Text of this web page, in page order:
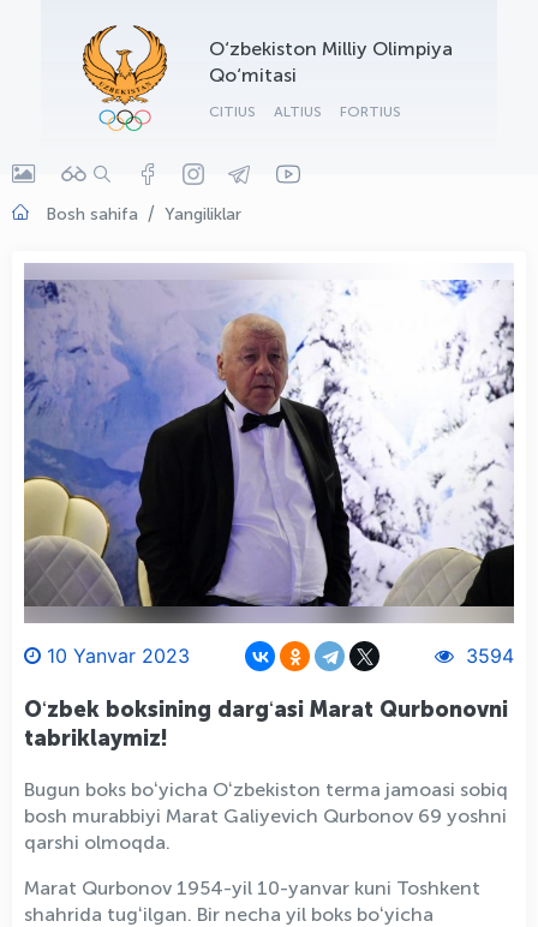
O‘zbekiston Milliy Olimpiya
Qo‘mitasi
CITIUS ALTIUS FORTIUS
Bosh sahifa Yangiliklar
10 Yanvar 2023 3594
Oʻzbek boksining dargʻasi Marat Qurbonovni
tabriklaymiz!
Bugun boks boʻyicha Oʻzbekiston terma jamoasi sobiq
bosh murabbiyi Marat Galiyevich Qurbonov 69 yoshni
qarshi olmoqda.
Marat Qurbonov 1954-yil 10-yanvar kuni Toshkent
shahrida tugʻilgan. Bir necha yil boks boʻyicha
OLYMPCHIK AI - yordamchi
Onlayn · olympic.uz